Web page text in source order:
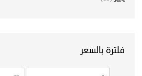
فلترة بالسعر
أدنى
أعلى